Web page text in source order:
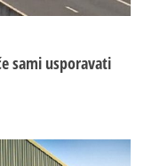
sami usporavati